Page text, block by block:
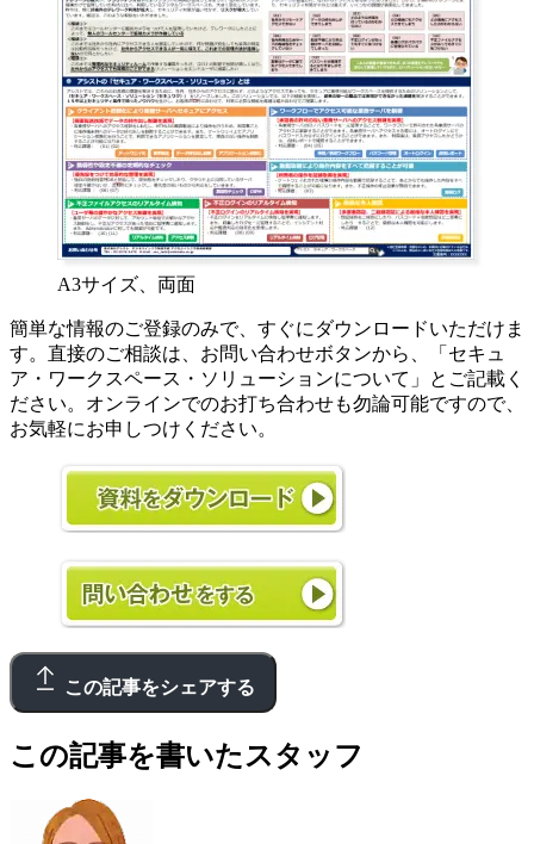
A3サイズ、両面
簡単な情報のご登録のみで、すぐにダウンロードいただけま
す。直接のご相談は、お問い合わせボタンから、「セキュ
ア・ワークスペース・ソリューションについて」とご記載く
ださい。オンラインでのお打ち合わせも勿論可能ですので、
お気軽にお申しつけください。
この記事をシェアする
この記事を書いたスタッフ